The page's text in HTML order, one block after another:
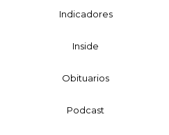
Indicadores
Inside
Obituarios
Podcast